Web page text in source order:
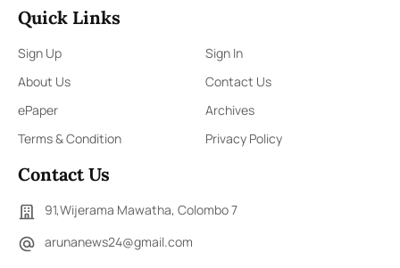
Quick Links
Sign Up
Sign In
About Us
Contact Us
ePaper
Archives
Terms & Condition
Privacy Policy
Contact Us
91,Wijerama Mawatha, Colombo 7
arunanews24@gmail.com